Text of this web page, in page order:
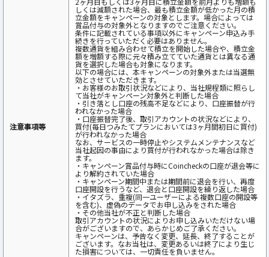
注意事項等
しくは減額された場合、最も積立金額が低かった月の積
立金額をキャンペーンの対象とします。場合によっては
賞品付与の対象外となりますのでご注意ください。
条件に記載されている事項以外にキャンペーン申込み手
続きを行っていただく必要はありません。
複数通貨を組み合わせて積立を開始した場合や、積立金
額を増額する際に元々積み立てていた通貨とは異なる通
貨を選択した場合も対象になります。
以下の場合には、本キャンペーンの対象外または当選無
効とさせていただきます。
・お客様のお取引状況などにより、当社規程類に照らし
て当社がキャンペーン対象外と判断した場合
・引き落とし口座の残高不足などにより、口座振替が行
われなかった場合
・口座振替完了後、取引アカウントの状況などにより、
買付(毎日つみたてプランにおいては3ヶ月間初日に買付)
が行われなかった場合
なお、サービスの一時停止やシステムメンテナンスなど
当社起因の事由により買付が行われなかった場合は除き
ます。
・キャンペーン賞品付与時にCoincheckの口座が退会等に
より解約されていた場合
・キャンペーン期間中または期間前に退会を行い、再度
口座開設を行うなど、退会と口座開設を繰り返した場合
・イタズラ、重複(同一ユーザーによる複数口座の開設等
を含む)、虚偽のデータでお申し込みをされた場合
・その他当社が不正と判断した場合
取引アカウントの状況によりお申し込みいただけない場
合がございますので、あらかじめご了承ください。
キャンペーンは、予告なく変更、延長、終了することが
ございます。なお当社は、変更あるいは終了により生じ
た損害については、一切責任を負いません。